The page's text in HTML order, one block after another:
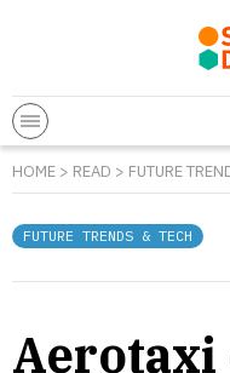
HOME > READ > FUTURE
FUTURE TRENDS & TECH
Aerotaxi